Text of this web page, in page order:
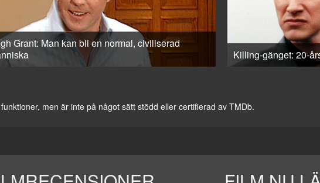
Grant: Man kan bli en normal, civiliserad
Killing-gänget: 20-
men är inte på något sätt stödd eller certifierad av TMDb.